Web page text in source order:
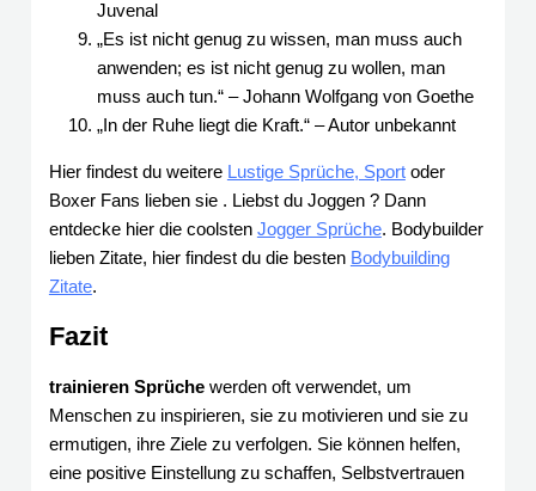
Juvenal
„Es ist nicht genug zu wissen, man muss auch
anwenden; es ist nicht genug zu wollen, man
muss auch tun.“ – Johann Wolfgang von Goethe
„In der Ruhe liegt die Kraft.“ – Autor unbekannt
Hier findest du weitere Lustige Sprüche, Sportoder
Boxer Fans lieben sie . Liebst du Joggen ? Dann
entdecke hier die coolsten Jogger Sprüche. Bodybuilder
lieben Zitate, hier findest du die besten Bodybuilding
Zitate.
Fazit
trainieren Sprüchewerden oft verwendet, um
Menschen zu inspirieren, sie zu motivieren und sie zu
ermutigen, ihre Ziele zu verfolgen. Sie können helfen,
eine positive Einstellung zu schaffen, Selbstvertrauen